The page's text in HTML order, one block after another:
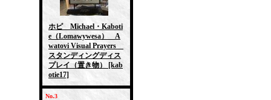
ホピ Michael・Kaboti
e（Lomawywesa） A
watovi Visual Prayers
スタンディングディス
プレイ（置き物）
[kab
otie17]
No.3